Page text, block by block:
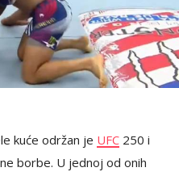
kuće održan je UFC 250 i
borbe. U jednoj od onih